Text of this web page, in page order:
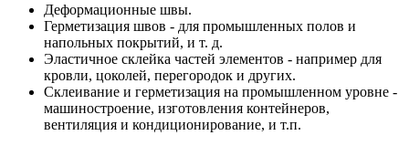
Деформационные швы.
Герметизация швов - для промышленных полов и
напольных покрытий, и т. д.
Эластичное склейка частей элементов - например для
кровли, цоколей, перегородок и других.
Склеивание и герметизация на промышленном уровне -
машиностроение, изготовления контейнеров,
вентиляция и кондиционирование, и т.п.